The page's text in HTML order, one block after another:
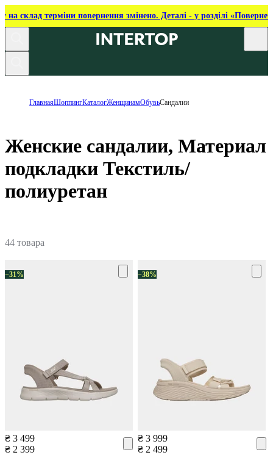
на склад терміни повернення змінено. Деталі - у розділі
ГлавнаяШоппингКаталогЖенщинамОбувьСандалии
Женские сандалии, Материал
подкладки Текстиль/
полиуретан
44 товара
−31%
₴ 3 499
₴ 2 399
−38%
₴ 3 999
₴ 2 499